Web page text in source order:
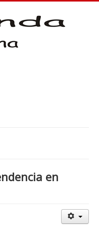
en